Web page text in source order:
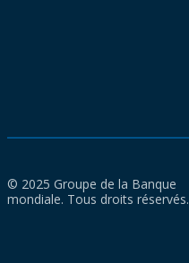
© 2025 Groupe de la Banque
mondiale. Tous droits réservés.